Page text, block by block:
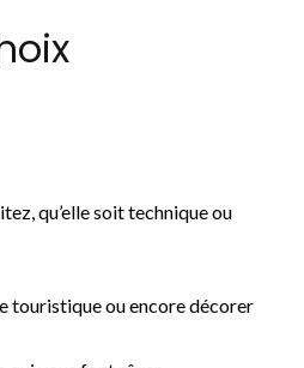
qu’elle soit technique ou
touristique ou encore décorer